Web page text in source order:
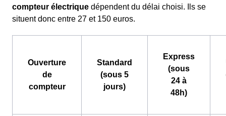
compteur électrique dépendent du délai choisi. Ils se
situent donc entre 27 et 150 euros.
Ouverture
de
compteur
Standard
(sous 5
jours)
Express
(sous
24 à
48h)